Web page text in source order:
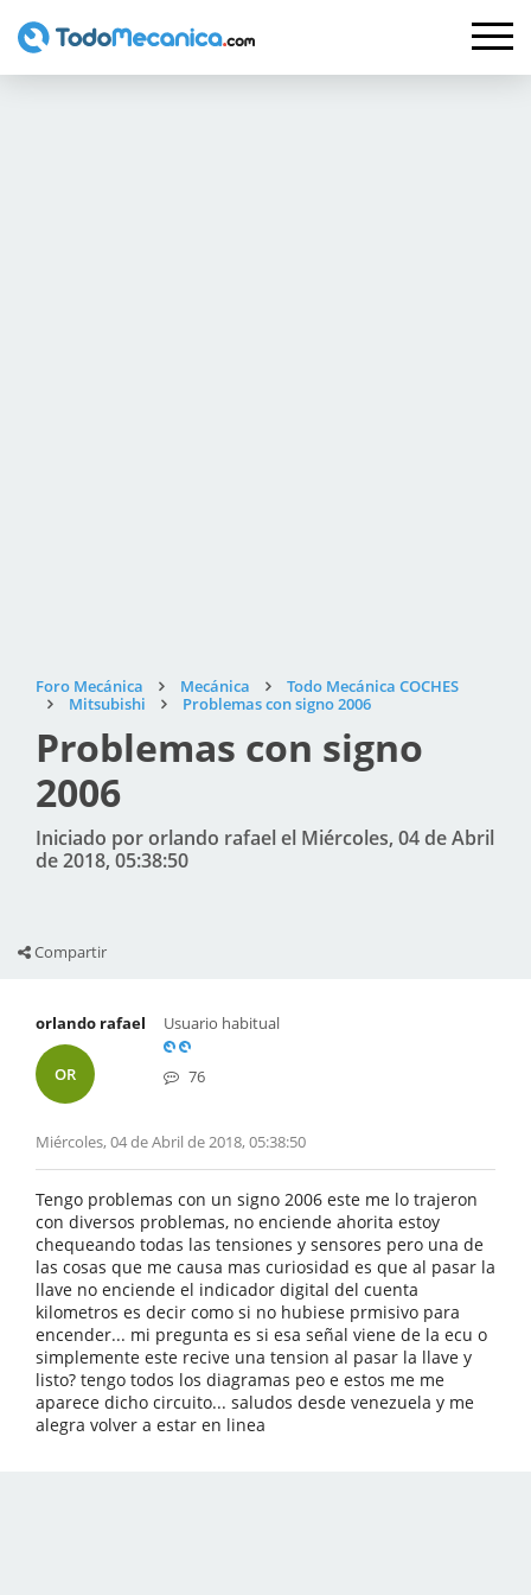
Foro Mecánica Mecánica
Todo Mecánica COCHES
Mitsubishi
Problemas con signo 2006
Problemas con signo
2006
Iniciado por orlando rafael el Miércoles, 04 de Abril
de 2018, 05:38:50
Compartir
orlando rafael
OR
Usuario habitual
76
Miércoles, 04 de Abril de 2018, 05:38:50
Tengo problemas con un signo 2006 este me lo trajeron
con diversos problemas, no enciende ahorita estoy
chequeando todas las tensiones y sensores pero una de
las cosas que me causa mas curiosidad es que al pasar la
llave no enciende el indicador digital del cuenta
kilometros es decir como si no hubiese prmisivo para
encender... mi pregunta es si esa señal viene de la ecu o
simplemente este recive una tension al pasar la llave y
listo? tengo todos los diagramas peo e estos me me
aparece dicho circuito... saludos desde venezuela y me
alegra volver a estar en linea